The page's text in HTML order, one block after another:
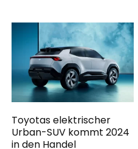
Toyotas elektrischer
Urban-SUV kommt 2024
in den Handel